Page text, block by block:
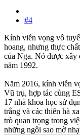
#4
Kính viễn vọng vô
hoang, nhưng thực
của Nga. Nó được xây
năm 1992.
Năm 2016, kính viễn
Vũ trụ, hợp tác cùng
17 nhà khoa học sử
trắng và các thiên hà
trò quan trọng trong
những ngôi sao mờ